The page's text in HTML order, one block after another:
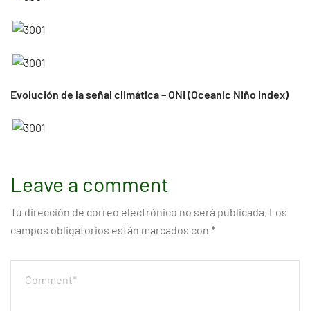
Evolución de la señal climática – ONI (Oceanic Niño Index)
Leave a comment
Tu dirección de correo electrónico no será publicada. Los
campos obligatorios están marcados con *